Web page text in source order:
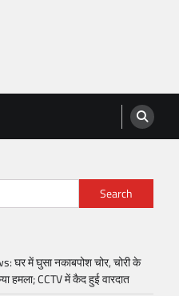
Search
घर में घुसा नकाबपोश चोर, चोरी के
हमला; CCTV में कैद हुई वारदात